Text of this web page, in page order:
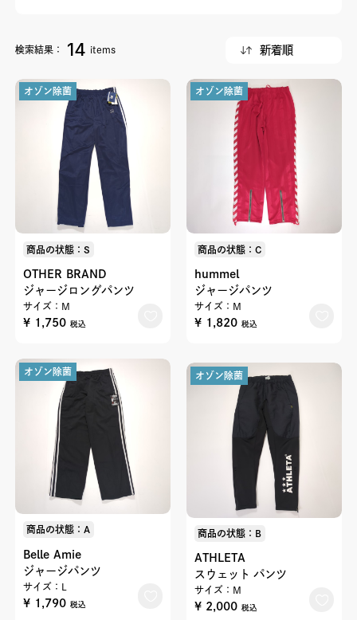
検索結果： 14 items
オゾン除菌
商品の状態：S
OTHER BRAND
ジャージロングパンツ
サイズ：M
¥ 1,750 税込
オゾン除菌
商品の状態：C
hummel
ジャージパンツ
サイズ：M
¥ 1,820 税込
オゾン除菌
商品の状態：A
Belle Amie
ジャージパンツ
サイズ：L
¥ 1,790 税込
オゾン除菌
商品の状態：B
ATHLETA
スウェット パンツ
サイズ：M
¥ 2,000 税込